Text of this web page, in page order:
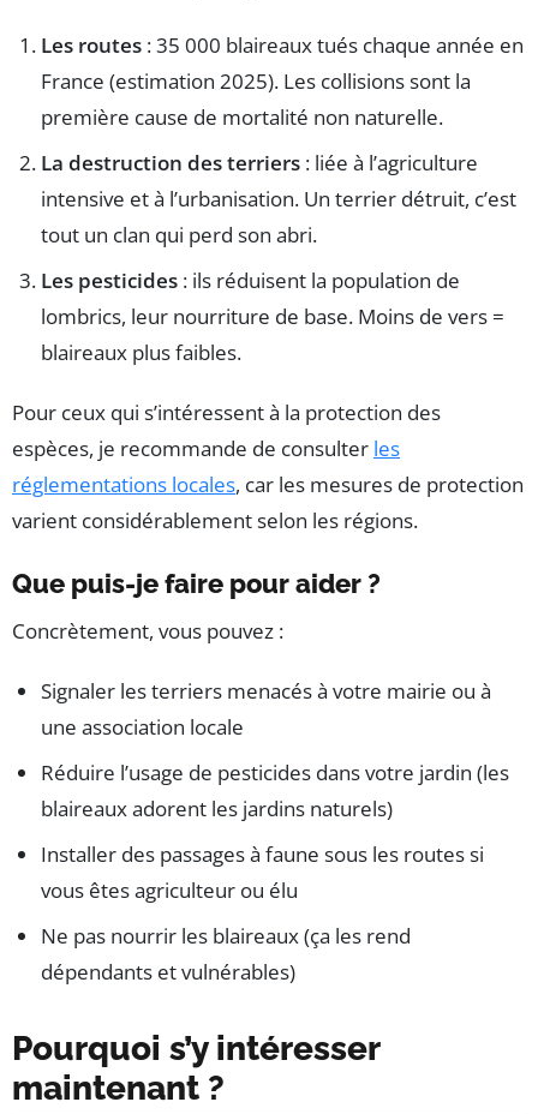
Les routes : 35 000 blaireaux tués chaque année en
France (estimation 2025). Les collisions sont la
première cause de mortalité non naturelle.
La destruction des terriers : liée à l’agriculture
intensive et à l’urbanisation. Un terrier détruit, c’est
tout un clan qui perd son abri.
Les pesticides : ils réduisent la population de
lombrics, leur nourriture de base. Moins de vers =
blaireaux plus faibles.
Pour ceux qui s’intéressent à la protection des
espèces, je recommande de consulter les
réglementations locales, car les mesures de protection
varient considérablement selon les régions.
Que puis-je faire pour aider ?
Concrètement, vous pouvez :
Signaler les terriers menacés à votre mairie ou à
une association locale
Réduire l’usage de pesticides dans votre jardin (les
blaireaux adorent les jardins naturels)
Installer des passages à faune sous les routes si
vous êtes agriculteur ou élu
Ne pas nourrir les blaireaux (ça les rend
dépendants et vulnérables)
Pourquoi s’y intéresser
maintenant ?